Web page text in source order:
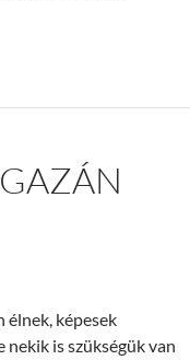
élnek, képesek
nekik is szükségük van